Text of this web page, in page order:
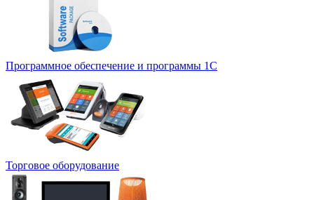
Программное обеспечение и программы 1С
Торговое оборудование